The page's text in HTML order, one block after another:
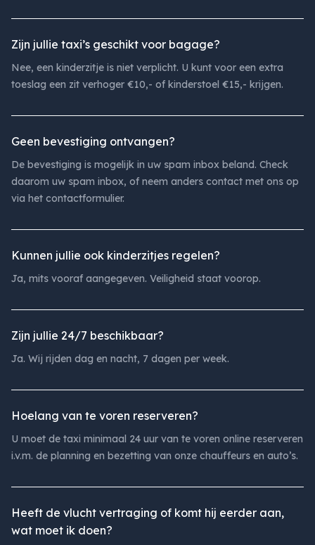
Zijn jullie taxi’s geschikt voor bagage?
Nee, een kinderzitje is niet verplicht. U kunt voor een extra
toeslag een zit verhoger €10,- of kinderstoel €15,- krijgen.
Geen bevestiging ontvangen?
De bevestiging is mogelijk in uw spam inbox beland. Check
daarom uw spam inbox, of neem anders contact met ons op
via het contactformulier.
Kunnen jullie ook kinderzitjes regelen?
Ja, mits vooraf aangegeven. Veiligheid staat voorop.
Zijn jullie 24/7 beschikbaar?
Ja. Wij rijden dag en nacht, 7 dagen per week.
Hoelang van te voren reserveren?
U moet de taxi minimaal 24 uur van te voren online reserveren
i.v.m. de planning en bezetting van onze chauffeurs en auto’s.
Heeft de vlucht vertraging of komt hij eerder aan,
wat moet ik doen?